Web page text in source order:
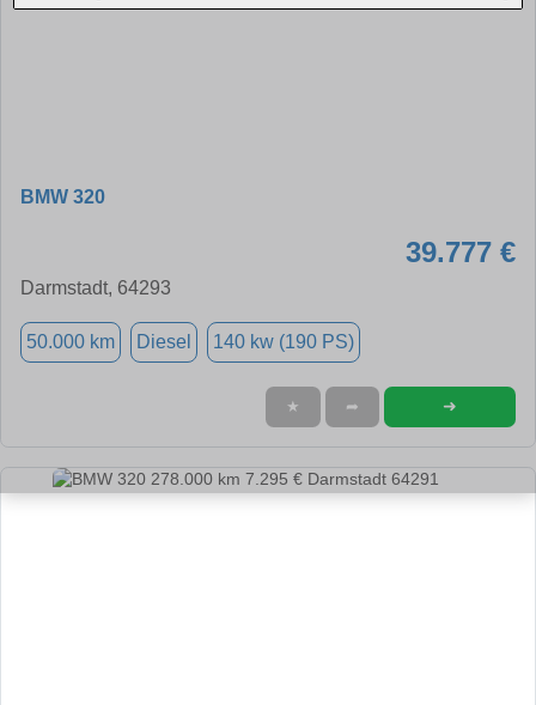
BMW 320
39.777 €
Darmstadt, 64293
50.000 km Diesel 140 kw (190 PS)
★ ➦ ➜